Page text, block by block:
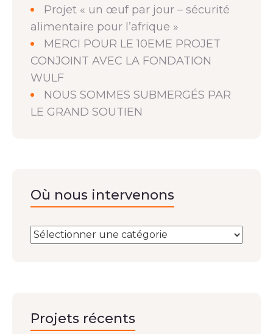
Projet « un œuf par jour – sécurité
alimentaire pour l’afrique »
MERCI POUR LE 10EME PROJET
CONJOINT AVEC LA FONDATION
WULF
NOUS SOMMES SUBMERGÉS PAR
LE GRAND SOUTIEN
Où nous intervenons
Projets récents